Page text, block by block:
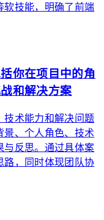
软技能，明确了前端
你在项目中的角
和解决方案
技术能力和解决问题
景、个人角色、技术
与反思。通过具体案
路，同时体现团队协